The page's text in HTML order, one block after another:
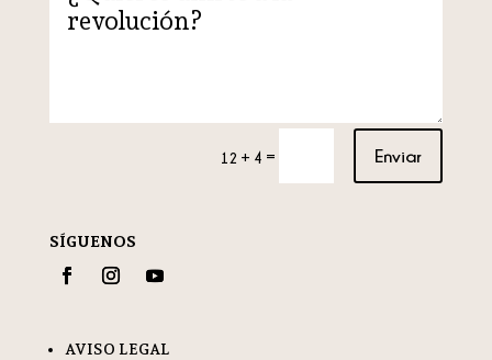
12 + 4 = Enviar
SÍGUENOS
AVISO LEGAL